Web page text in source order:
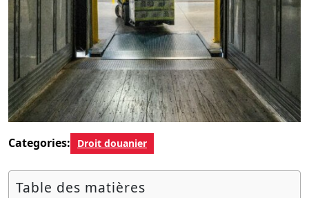
Categories: Droit douanier
Table des matières